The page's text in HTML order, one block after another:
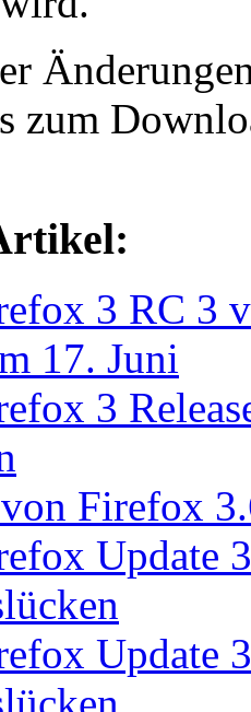
zum
3 RC 3
17. Juni
3
Firefox
Update
Update